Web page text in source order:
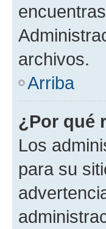
archivos.
Arriba
¿Por qué
Los
para su